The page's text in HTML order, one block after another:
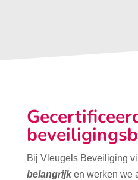
Bij Vleugels Beveiliging
belangrijk en werken we